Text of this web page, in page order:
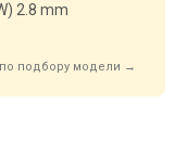
2.8 mm
подбору модели →